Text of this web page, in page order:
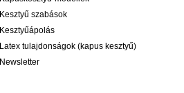
Kesztyű szabások
Kesztyűápolás
Latex tulajdonságok (kapus kesztyű)
Newsletter